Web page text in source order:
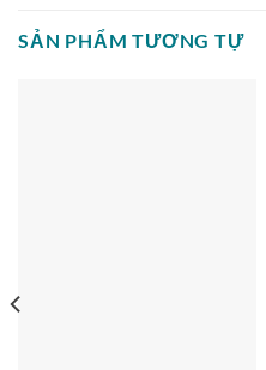
SẢN PHẨM TƯƠNG TỰ